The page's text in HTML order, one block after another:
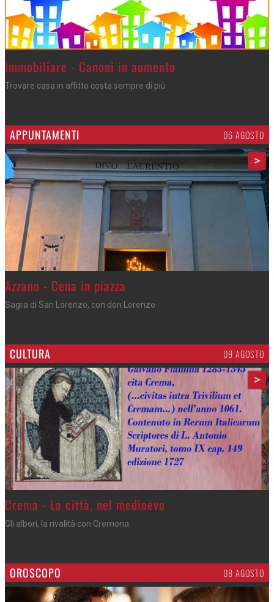
>Immobiliare - Canoni in aumento
Trovare casa in affitto costa sempre di più
APPUNTAMENTI 06 AGOSTO
>
Azzano - Cena in piazza
Sagra di San Lorenzo, con don Lorenzo
CULTURA 09 AGOSTO
>
Crema - La città, nel medioevo
Gli albori, la rivalità con Cremona
OROSCOPO 08 AGOSTO